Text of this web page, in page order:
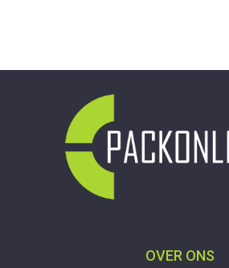
OVER ONS